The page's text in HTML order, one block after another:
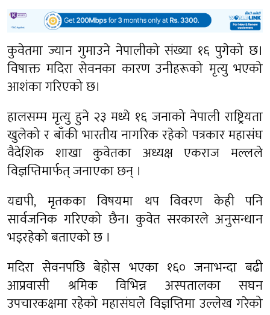
कुवेतमा ज्यान गुमाउने नेपालीको संख्या १६ पुगेको छ।
विषाक्त मदिरा सेवनका कारण उनीहरूको मृत्यु भएको
आशंका गरिएको छ।
हालसम्म मृत्यु हुने २३ मध्ये १६ जनाको नेपाली राष्ट्रियता
खुलेको र बाँकी भारतीय नागरिक रहेको पत्रकार महासंघ
वैदेशिक शाखा कुवेतका अध्यक्ष एकराज मल्लले
विज्ञप्तिमार्फत् जनाएका छन् ।
यद्यपी, मृतकका विषयमा थप विवरण केही पनि
सार्वजनिक गरिएको छैन। कुवेत सरकारले अनुसन्धान
भइरहेको बताएको छ ।
मदिरा सेवनपछि बेहोस भएका १६० जनाभन्दा बढी
आप्रवासी श्रमिक विभिन्न अस्पतालका सघन
उपचारकक्षमा रहेको महासंघले विज्ञप्तिमा उल्लेख गरेको